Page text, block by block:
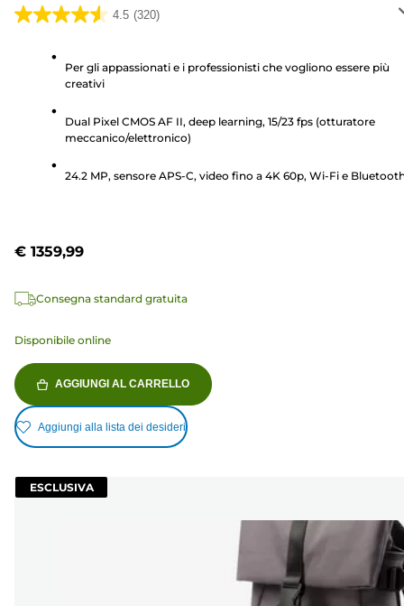
4.5 (320)
4.5
recensioni
Per gli appassionati e i professionisti che vogliono essere più
creativi
Dual Pixel CMOS AF II, deep learning, 15/23 fps (otturatore
meccanico/elettronico)
24.2 MP, sensore APS-C, video fino a 4K 60p, Wi-Fi e
€ 1359,99
Consegna standard gratuita
Disponibile online
AGGIUNGI AL CARRELLO
Aggiungi alla lista dei desideri
ESCLUSIVA